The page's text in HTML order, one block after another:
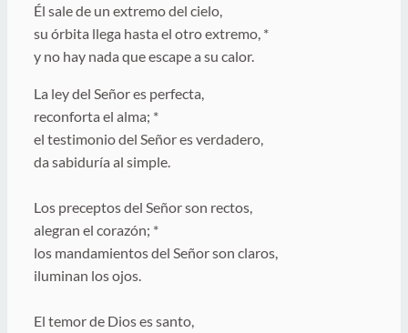
Él sale de un extremo del cielo,
su órbita llega hasta el otro extremo, *
y no hay nada que escape a su calor.
La ley del Señor es perfecta,
reconforta el alma; *
el testimonio del Señor es verdadero,
da sabiduría al simple.
Los preceptos del Señor son rectos,
alegran el corazón; *
los mandamientos del Señor son claros,
iluminan los ojos.
El temor de Dios es santo,